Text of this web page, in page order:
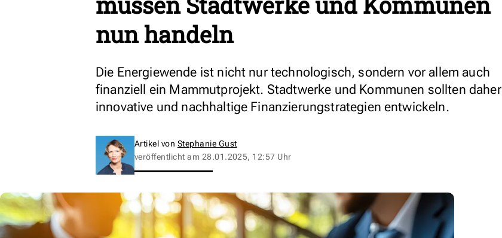
nun handeln
Die Energiewende ist nicht nur technologisch, sondern vor allem auch
finanziell ein Mammutprojekt. Stadtwerke und Kommunen sollten daher
innovative und nachhaltige Finanzierungstrategien entwickeln.
Artikel von Stephanie Gust
veröffentlicht am 28.01.2025, 12:57 Uhr